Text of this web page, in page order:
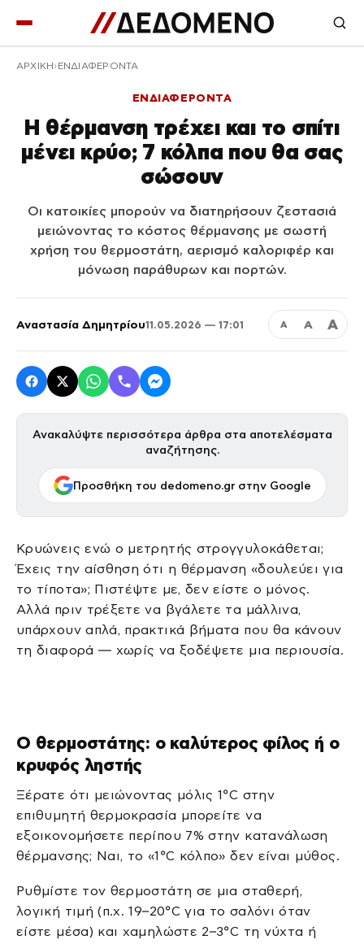
ΑΡΧΙΚΉ ΕΝΔΙΑΦΕΡΟΝΤΑ
ΕΝΔΙΑΦΕΡΟΝΤΑ
Η θέρμανση τρέχει και το σπίτι
μένει κρύο; 7 κόλπα που θα σας
σώσουν
Οι κατοικίες μπορούν να διατηρήσουν ζεστασιά
μειώνοντας το κόστος θέρμανσης με σωστή
χρήση του θερμοστάτη, αερισμό καλοριφέρ και
μόνωση παράθυρων και πορτών.
Αναστασία Δημητρίου11.05.2026 — 17:01 Α Α Α
Ανακαλύψτε περισσότερα άρθρα στα αποτελέσματα
αναζήτησης.
Προσθήκη του dedomeno.gr στην Google
Κρυώνεις ενώ ο μετρητής στρογγυλοκάθεται;
Έχεις την αίσθηση ότι η θέρμανση «δουλεύει για
το τίποτα»; Πιστέψτε με, δεν είστε ο μόνος.
Αλλά πριν τρέξετε να βγάλετε τα μάλλινα,
υπάρχουν απλά, πρακτικά βήματα που θα κάνουν
τη διαφορά — χωρίς να ξοδέψετε μια περιουσία.
Ο θερμοστάτης: ο καλύτερος φίλος ή ο
κρυφός ληστής
Ξέρατε ότι μειώνοντας μόλις 1°C στην
επιθυμητή θερμοκρασία μπορείτε να
εξοικονομήσετε περίπου 7% στην κατανάλωση
θέρμανσης; Ναι, το «1°C κόλπο» δεν είναι μύθος.
Ρυθμίστε τον θερμοστάτη σε μια σταθερή,
λογική τιμή (π.χ. 19–20°C για το σαλόνι όταν
είστε μέσα) και χαμηλώστε 2–3°C τη νύχτα ή